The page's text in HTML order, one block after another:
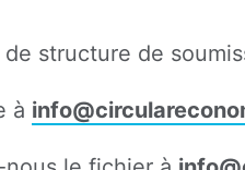
structure de
à